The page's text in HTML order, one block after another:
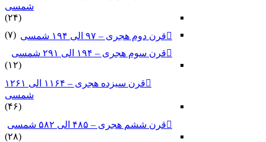
شمسی
(۲۴)
قرن دوم هجری – ۹۷ الی ۱۹۴ شمسی
(۷)
قرن سوم هجری – ۱۹۴ الی ۲۹۱ شمسی
(۱۲)
قرن سیزده هجری – ۱۱۶۴ الی ۱۲۶۱
شمسی
(۴۶)
قرن ششم هجری – ۴۸۵ الی ۵۸۲ شمسی
(۲۸)